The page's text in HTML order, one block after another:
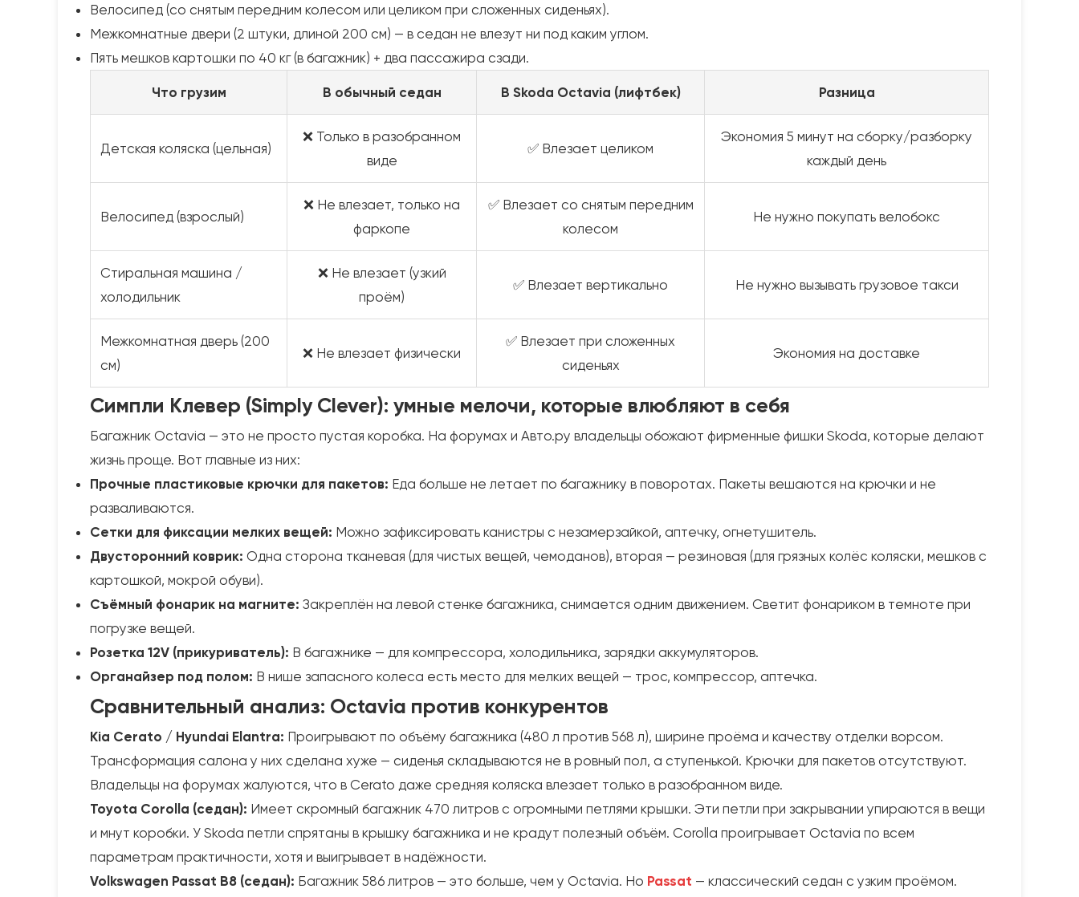
Велосипед (со снятым передним колесом или целиком при сложенных сиденьях).
Межкомнатные двери (2 штуки, длиной 200 см) — в седан не влезут ни под каким углом.
Пять мешков картошки по 40 кг (в багажник) + два пассажира сзади.
Что грузим В обычный седан В Skoda Octavia (лифтбек) Разница
Детская коляска (цельная)
❌ Только в разобранном
виде
✅ Влезает целиком
Экономия 5 минут на сборку/разборку
каждый день
Велосипед (взрослый)
❌ Не влезает, только на
фаркопе
✅ Влезает со снятым передним
колесом
Не нужно покупать велобокс
Стиральная машина /
холодильник
❌ Не влезает (узкий
проём)
✅ Влезает вертикально Не нужно вызывать грузовое такси
Межкомнатная дверь (200
см)
❌ Не влезает физически
✅ Влезает при сложенных
сиденьях
Экономия на доставке
Симпли Клевер (Simply Clever): умные мелочи, которые влюбляют в себя
Багажник Octavia — это не просто пустая коробка. На форумах и Авто.ру владельцы обожают фирменные фишки Skoda, которые делают
жизнь проще. Вот главные из них:
Прочные пластиковые крючки для пакетов: Еда больше не летает по багажнику в поворотах. Пакеты вешаются на крючки и не
разваливаются.
Сетки для фиксации мелких вещей: Можно зафиксировать канистры с незамерзайкой, аптечку, огнетушитель.
Двусторонний коврик: Одна сторона тканевая (для чистых вещей, чемоданов), вторая — резиновая (для грязных колёс коляски, мешков с
картошкой, мокрой обуви).
Съёмный фонарик на магните: Закреплён на левой стенке багажника, снимается одним движением. Светит фонариком в темноте при
погрузке вещей.
Розетка 12V (прикуриватель): В багажнике — для компрессора, холодильника, зарядки аккумуляторов.
Органайзер под полом: В нише запасного колеса есть место для мелких вещей — трос, компрессор, аптечка.
Сравнительный анализ: Octavia против конкурентов
Kia Cerato / Hyundai Elantra: Проигрывают по объёму багажника (480 л против 568 л), ширине проёма и качеству отделки ворсом.
Трансформация салона у них сделана хуже — сиденья складываются не в ровный пол, а ступенькой. Крючки для пакетов отсутствуют.
Владельцы на форумах жалуются, что в Cerato даже средняя коляска влезает только в разобранном виде.
Toyota Corolla (седан): Имеет скромный багажник 470 литров с огромными петлями крышки. Эти петли при закрывании упираются в вещи
и мнут коробки. У Skoda петли спрятаны в крышку багажника и не крадут полезный объём. Corolla проигрывает Octavia по всем
параметрам практичности, хотя и выигрывает в надёжности.
Volkswagen Passat B8 (седан): Багажник 586 литров — это больше, чем у Octavia. Но Passat — классический седан с узким проёмом.